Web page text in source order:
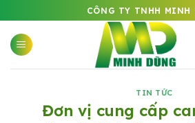
qua
nội
dung
CÔNG TY TNHH MINH
TIN TỨC
Đơn vị cung cấp